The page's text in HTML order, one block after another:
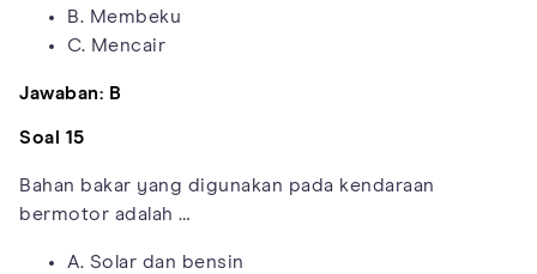
B. Membeku
C. Mencair
Jawaban: B
Soal 15
Bahan bakar yang digunakan pada kendaraan
bermotor adalah …
A. Solar dan bensin